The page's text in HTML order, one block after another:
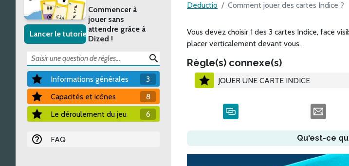
Lancer le tutoriel
Commencer à
jouer sans
attendre grâce à
Dized !
search
Informations générales
3
Capacités et icônes
8
Le déroulement du jeu
6
FAQ
Deductio Comment jouer des cartes Indice ?
Vous devez choisir 1 des 3 cartes Indice, face
placer verticalement devant vous.
Règle(s) connexe(s)
JOUER UNE CARTE INDICE
Qu'est-ce